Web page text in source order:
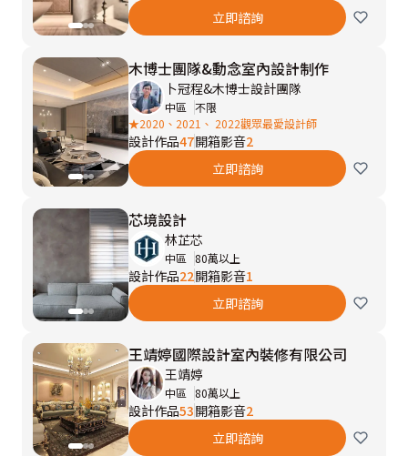
立即諮詢
木博士團隊&動念室內設計制作
卜冠程&木博士設計團隊
中區 不限
★2020、2021、 2022觀眾最愛設計師
設計作品47開箱影音2
立即諮詢
芯境設計
林芷芯
中區 80萬以上
設計作品22開箱影音1
立即諮詢
王靖婷國際設計室內裝修有限公司
王靖婷
中區 80萬以上
設計作品53開箱影音2
立即諮詢